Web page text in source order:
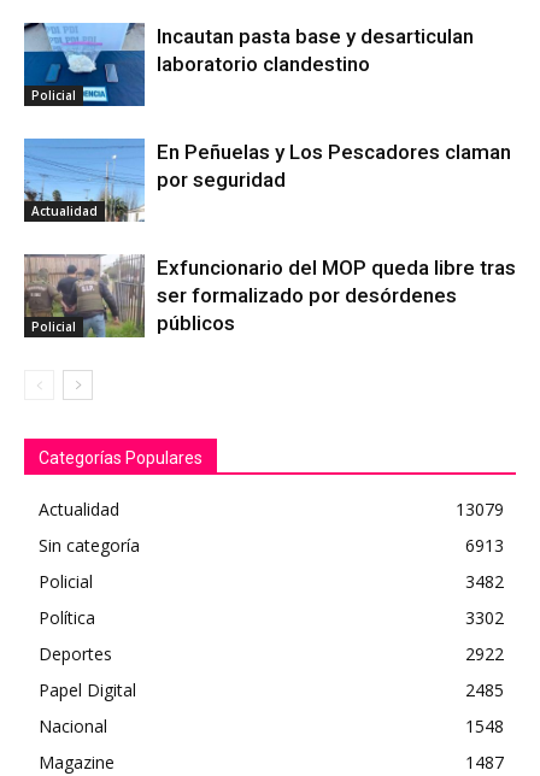
Policial
Incautan pasta base y desarticulan
laboratorio clandestino
Actualidad
En Peñuelas y Los Pescadores claman
por seguridad
Policial
Exfuncionario del MOP queda libre tras
ser formalizado por desórdenes
públicos
Categorías Populares
Actualidad
13079
Sin categoría
6913
Policial
3482
Política
3302
Deportes
2922
Papel Digital
2485
Nacional
1548
Magazine
1487